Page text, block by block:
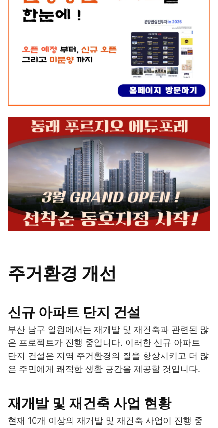
주거환경 개선
신규 아파트 단지 건설
부산 남구 일원에서는 재개발 및 재건축과 관련된 많
은 프로젝트가 진행 중입니다. 이러한 신규 아파트
단지 건설은 지역 주거환경의 질을 향상시키고 더 많
은 주민에게 쾌적한 생활 공간을 제공할 것입니다.
재개발 및 재건축 사업 현황
현재 10개 이상의 재개발 및 재건축 사업이 진행 중